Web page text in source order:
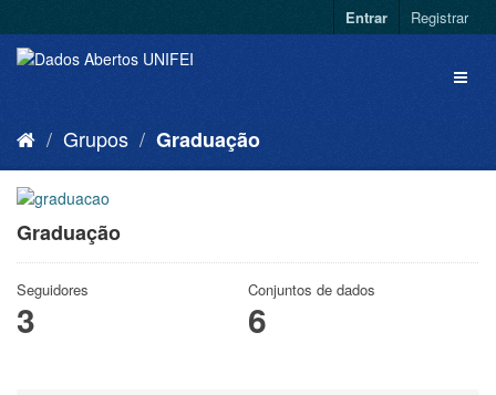
Entrar Registrar
Grupos Graduação
Graduação
Seguidores
3
Conjuntos de dados
6